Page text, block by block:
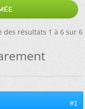
des résultats 1 à 6 sur 6
#1